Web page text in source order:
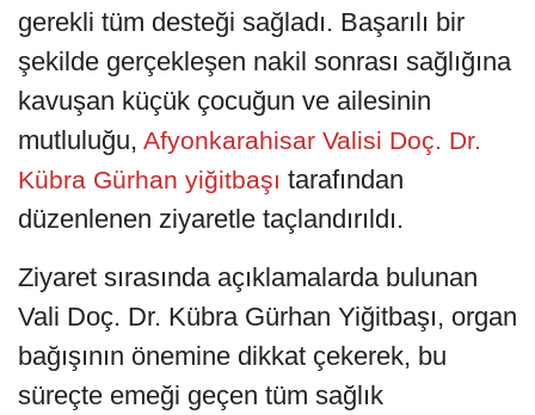
gerekli tüm desteği sağladı. Başarılı bir
şekilde gerçekleşen nakil sonrası sağlığına
kavuşan küçük çocuğun ve ailesinin
mutluluğu, Afyonkarahisar Valisi Doç. Dr.
Kübra Gürhan yiğitbaşı tarafından
düzenlenen ziyaretle taçlandırıldı.
Ziyaret sırasında açıklamalarda bulunan
Vali Doç. Dr. Kübra Gürhan Yiğitbaşı, organ
bağışının önemine dikkat çekerek, bu
süreçte emeği geçen tüm sağlık